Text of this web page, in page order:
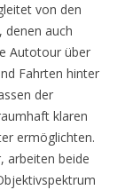
von den
denen auch
Autotour über
Fahrten hinter
der
klaren
ermöglichten.
arbeiten beide